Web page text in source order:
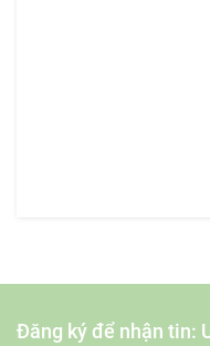
Đăng ký để nhận tin: